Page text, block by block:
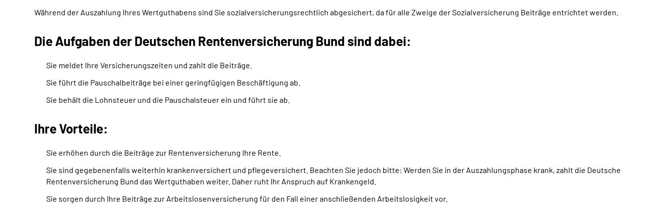
Während der Auszahlung Ihres Wertguthabens sind Sie sozialversicherungsrechtlich abgesichert, da für alle Zweige der Sozialversicherung Beiträge entrichtet werden.
Die Aufgaben der Deutschen Rentenversicherung Bund sind dabei:
Sie meldet Ihre Versicherungszeiten und zahlt die Beiträge.
Sie führt die Pauschalbeiträge bei einer geringfügigen Beschäftigung ab.
Sie behält die Lohnsteuer und die Pauschalsteuer ein und führt sie ab.
Ihre Vorteile:
Sie erhöhen durch die Beiträge zur Rentenversicherung Ihre Rente.
Sie sind gegebenenfalls weiterhin krankenversichert und pflegeversichert. Beachten Sie jedoch bitte: Werden Sie in der Auszahlungsphase krank, zahlt die Deutsche
Rentenversicherung Bund das Wertguthaben weiter. Daher ruht Ihr Anspruch auf Krankengeld.
Sie sorgen durch Ihre Beiträge zur Arbeitslosenversicherung für den Fall einer anschließenden Arbeitslosigkeit vor.